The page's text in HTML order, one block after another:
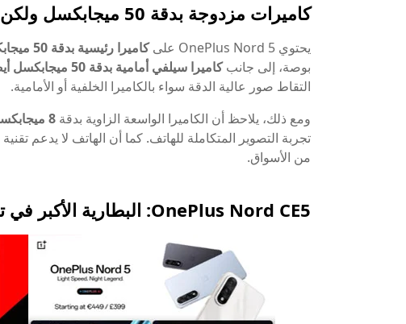
كاميرات مزدوجة بدقة 50 ميجابكسل ولكن...
يحتوي OnePlus Nord 5 على كاميرا رئيسية بدقة 50 ميجابكسل
بوصة، إلى جانبكاميرا سيلفي أمامية بدقة 50 ميجابكسل أيضًا
التقاط صور عالية الدقة سواء بالكاميرا الخلفية أو الأمامية.
ومع ذلك، يلاحظ أن الكاميرا الواسعة الزاوية بدقة 8 ميجابكسل
تجربة التصوير المتكاملة للهاتف. كما أن الهاتف لا يدعم تقنية
من الأسواق.
OnePlus Nord CE5: البطارية الأكبر في تاريخ OnePlus